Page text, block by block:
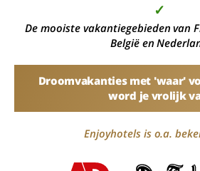
✓
De mooiste vakantiegebieden van
België en
Droomvakanties met 'waar'
word je vrolijk
Enjoyhotels is o.a.